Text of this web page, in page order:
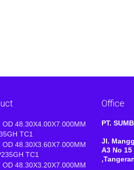
OD 48.30X4.00X7.000MM
TC1
OD 48.30X3.60X7.000MM
TC1
OD 48.30X3.20X7.000MM
Office
PT.
Jl.
A3 No